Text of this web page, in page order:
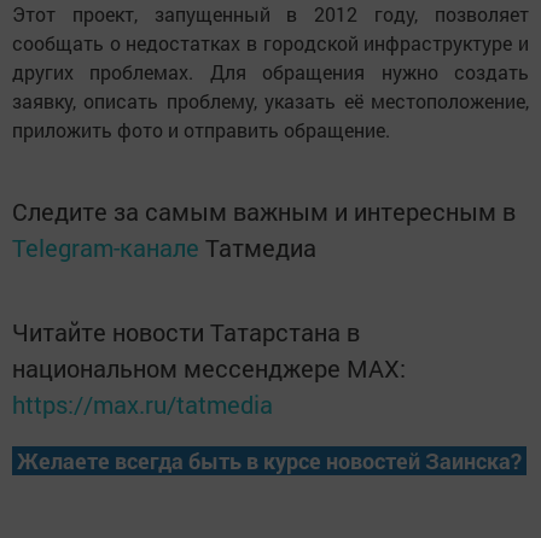
Этот проект, запущенный в 2012 году, позволяет
сообщать о недостатках в городской инфраструктуре и
других проблемах. Для обращения нужно создать
заявку, описать проблему, указать её местоположение,
приложить фото и отправить обращение.
Следите за самым важным и интересным в
Telegram-канале Татмедиа
Читайте новости Татарстана в
национальном мессенджере MАХ:
https://max.ru/tatmedia
Желаете всегда быть в курсе новостей Заинска?